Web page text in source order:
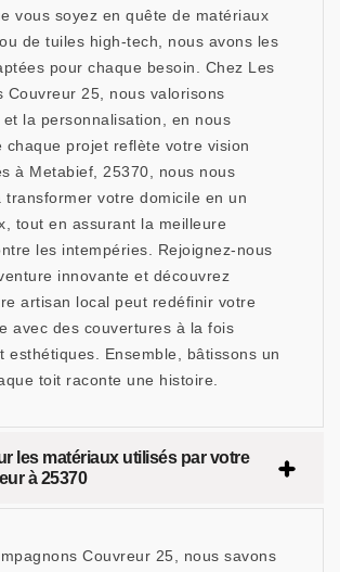
vous soyez en quête de matériaux
de tuiles high-tech, nous avons les
pour chaque besoin. Chez Les
Couvreur 25, nous valorisons
la personnalisation, en nous
chaque projet reflète votre vision
à Metabief, 25370, nous nous
transformer votre domicile en un
tout en assurant la meilleure
les intempéries. Rejoignez-nous
innovante et découvrez
artisan local peut redéfinir votre
avec des couvertures à la fois
esthétiques. Ensemble, bâtissons un
toit raconte une histoire.
les matériaux utilisés par votre
à 25370
Couvreur 25, nous savons